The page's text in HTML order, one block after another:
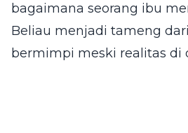
bagaimana seorang ibu
Beliau menjadi tameng
bermimpi meski realitas di